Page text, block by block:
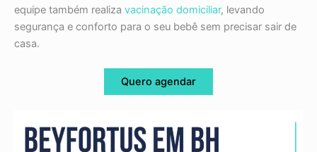
equipe também realiza vacinação domiciliar, levando
segurança e conforto para o seu bebê sem precisar sair de
casa.
Quero agendar